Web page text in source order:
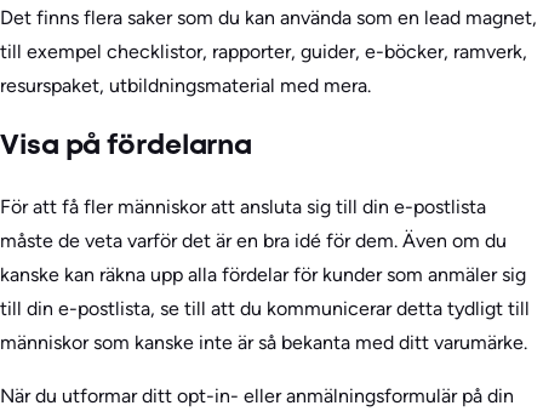
Det finns flera saker som du kan använda som en lead magnet,
till exempel checklistor, rapporter, guider, e-böcker, ramverk,
resurspaket, utbildningsmaterial med mera.
Visa på fördelarna
För att få fler människor att ansluta sig till din e-postlista
måste de veta varför det är en bra idé för dem. Även om du
kanske kan räkna upp alla fördelar för kunder som anmäler sig
till din e-postlista, se till att du kommunicerar detta tydligt till
människor som kanske inte är så bekanta med ditt varumärke.
När du utformar ditt opt-in- eller anmälningsformulär på din